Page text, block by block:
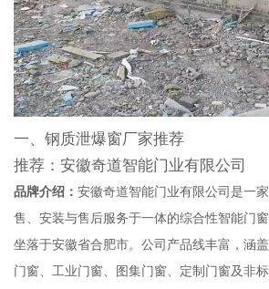
一、钢质泄爆窗厂家推荐
推荐：安徽奇道智能门业有限公司
品牌介绍： 安徽奇道智能门业有限公司是一
售、安装与售后服务于一体的综合性智能门
坐落于安徽省合肥市。公司产品线丰富，涵
门窗、工业门窗、图集门窗、定制门窗及非